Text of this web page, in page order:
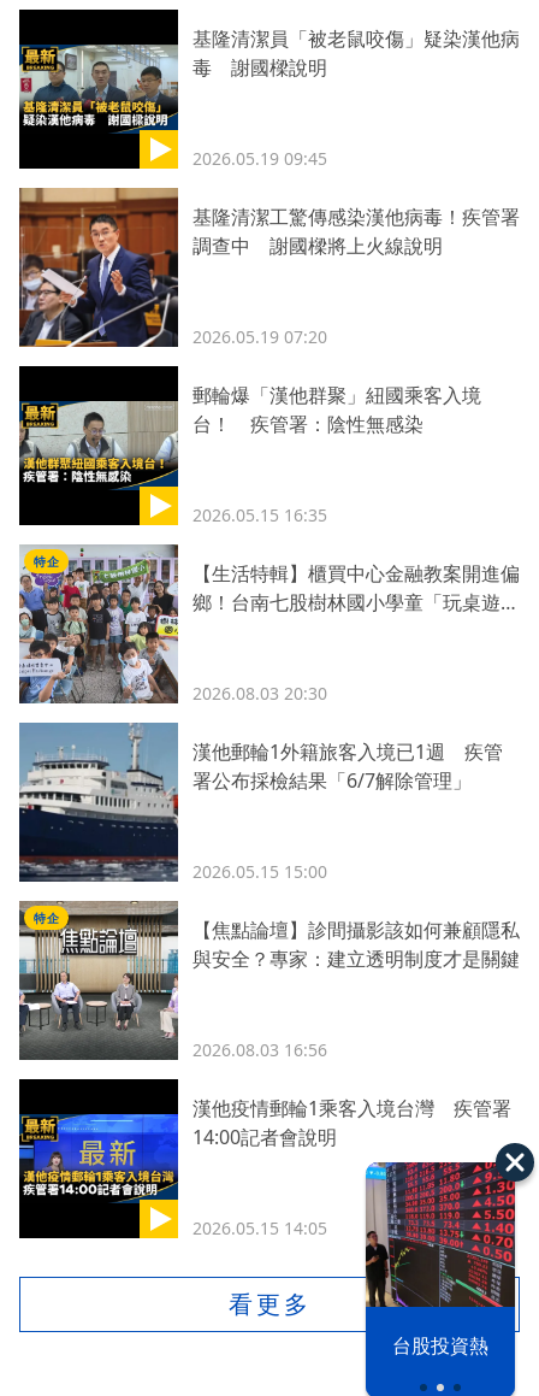
台股投資熱
基隆清潔員「被老鼠咬傷」疑染漢他病
毒 謝國樑說明
2026.05.19 09:45
基隆清潔工驚傳感染漢他病毒！疾管署
調查中 謝國樑將上火線說明
2026.05.19 07:20
郵輪爆「漢他群聚」紐國乘客入境
台！ 疾管署：陰性無感染
2026.05.15 16:35
特企
【生活特輯】櫃買中心金融教案開進偏
鄉！台南七股樹林國小學童「玩桌遊學
2026.08.03 20:30
漢他郵輪1外籍旅客入境已1週 疾管
署公布採檢結果「6/7解除管理」
2026.05.15 15:00
特企
【焦點論壇】診間攝影該如何兼顧隱私
與安全？專家：建立透明制度才是關鍵
2026.08.03 16:56
漢他疫情郵輪1乘客入境台灣 疾管署
14:00記者會說明
2026.05.15 14:05
看更多